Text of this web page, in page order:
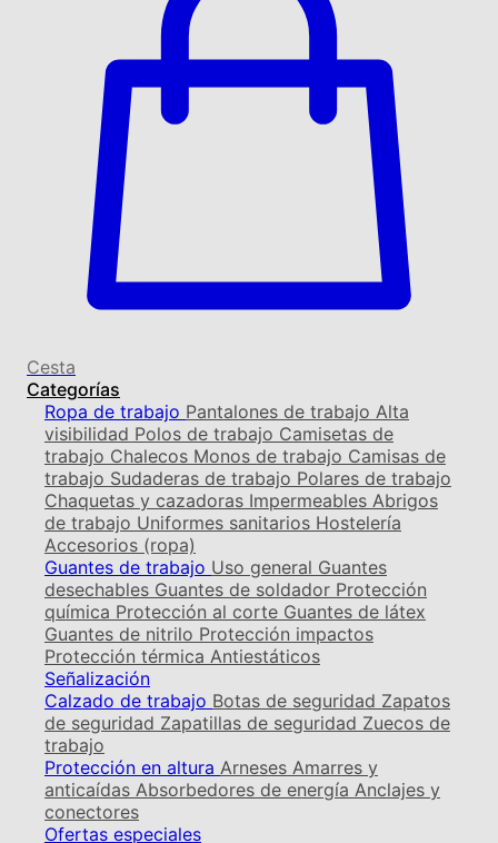
Cesta
Categorías
Ropa de trabajo Pantalones de trabajo Alta
visibilidad Polos de trabajo Camisetas de
trabajo Chalecos Monos de trabajo Camisas de
trabajo Sudaderas de trabajo Polares de trabajo
Chaquetas y cazadoras Impermeables Abrigos
de trabajo Uniformes sanitarios Hostelería
Accesorios (ropa)
Guantes de trabajo Uso general Guantes
desechables Guantes de soldador Protección
química Protección al corte Guantes de látex
Guantes de nitrilo Protección impactos
Protección térmica Antiestáticos
Señalización
Calzado de trabajo Botas de seguridad Zapatos
de seguridad Zapatillas de seguridad Zuecos de
trabajo
Protección en altura Arneses Amarres y
anticaídas Absorbedores de energía Anclajes y
conectores
Ofertas especiales